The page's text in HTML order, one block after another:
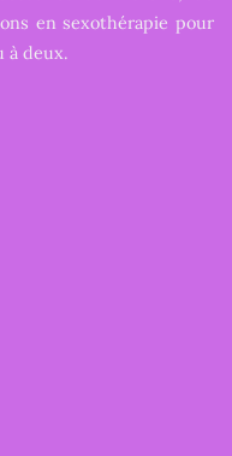
en sexothérapie pour
à deux.